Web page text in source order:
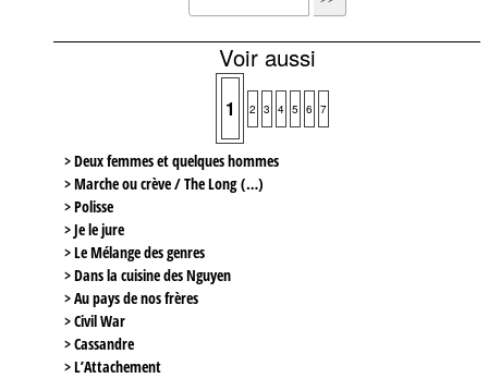
Voir aussi
1 2 3 4 5 6 7
> Deux femmes et quelques hommes
> Marche ou crève / The Long (…)
> Polisse
> Je le jure
> Le Mélange des genres
> Dans la cuisine des Nguyen
> Au pays de nos frères
> Civil War
> Cassandre
> L’Attachement